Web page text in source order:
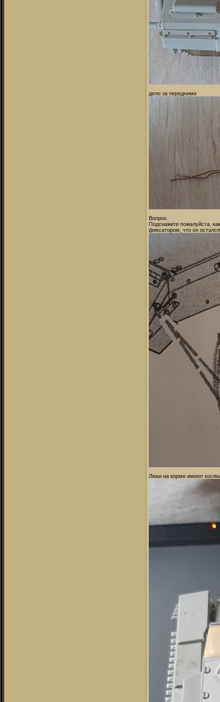
дело за передними
Вопрос.
Подскажите пожалуйста,
фиксатором, что он
Люки на корме имеют